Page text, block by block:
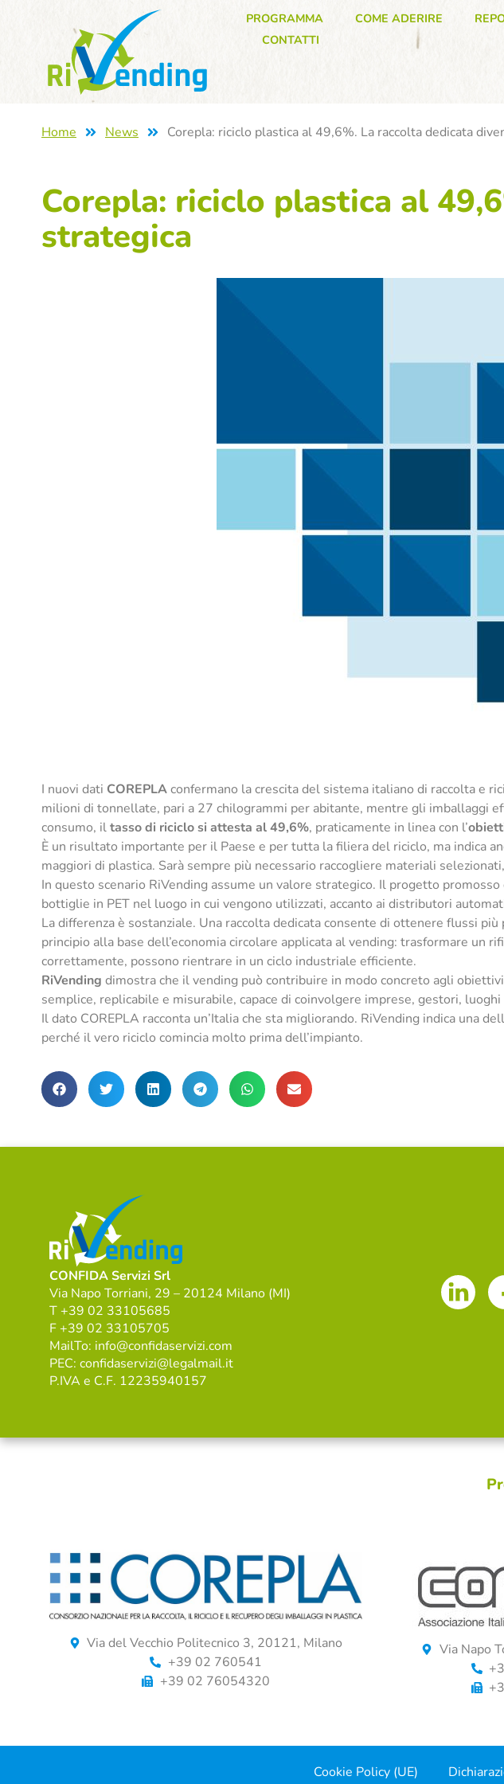
PROGRAMMA COME ADERIRE
CONTATTI
Home News Corepla: riciclo plastica al 49,6%. La raccolta dedicata
Corepla: riciclo plastica al
strategica
I nuovi dati COREPLAconfermano la crescita del sistema italiano di raccolta e
milioni di tonnellate, pari a 27 chilogrammi per abitante, mentre gli imballaggi
consumo, iltasso di riciclo si attesta al 49,6%, praticamente in linea con l’
È un risultato importante per il Paese e per tutta la filiera del riciclo, ma indica
maggiori di plastica. Sarà sempre più necessario raccogliere materiali
In questo scenario RiVending assume un valore strategico. Il progetto promosso
bottiglie in PET nel luogo in cui vengono utilizzati, accanto ai distributori
La differenza è sostanziale. Una raccolta dedicata consente di ottenere flussi
principio alla base dell’economia circolare applicata al vending: trasformare un
correttamente, possono rientrare in un ciclo industriale efficiente.
RiVending dimostra che il vending può contribuire in modo concreto agli
semplice, replicabile e misurabile, capace di coinvolgere imprese, gestori,
Il dato COREPLA racconta un’Italia che sta migliorando. RiVending indica una
perché il vero riciclo comincia molto prima dell’impianto.
CONFIDA Servizi Srl
Via Napo Torriani, 29 – 20124 Milano (MI)
T +39 02 33105685
F +39 02 33105705
MailTo: info@confidaservizi.com
PEC: confidaservizi@legalmail.it
P.IVA e C.F. 12235940157
Via del Vecchio Politecnico 3, 20121, Milano
+39 02 760541
+39 02 76054320
Via Napo
Cookie Policy (UE)